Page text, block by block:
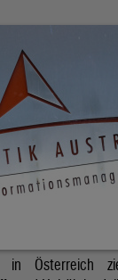
in Österreich